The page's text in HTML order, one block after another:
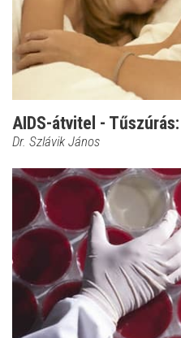
AIDS-átvitel -
Dr. Szlávik János